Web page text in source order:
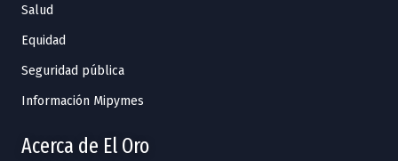
Salud
Equidad
Seguridad pública
Información Mipymes
Acerca de El Oro